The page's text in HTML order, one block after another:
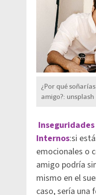
¿Por qué
amigo?: unsplash
Internos:si
emocionales o
amigo podría
mismo en el
caso, sería una